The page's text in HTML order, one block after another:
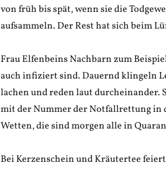
von früh bis spät, wenn sie die
aufsammeln. Der Rest hat sich beim
Frau Elfenbeins Nachbarn zum
auch infiziert sind. Dauernd klingeln
lachen und reden laut durcheinander.
mit der Nummer der Notfallrettung in
Wetten, die sind morgen alle in
Bei Kerzenschein und Kräutertee